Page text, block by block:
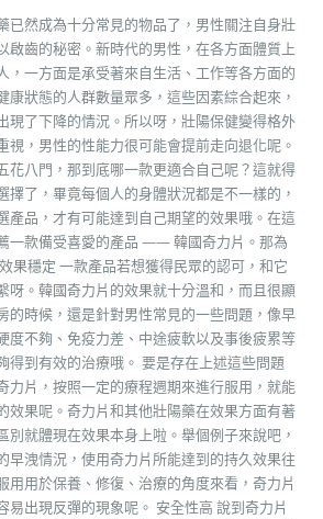
已然成為十分常見的物品了，男性關注自身壯
啟齒的秘密。新時代的男性，在各方面體質上
，一方面是承受著來自生活、工作等各方面的
康狀態的人群數量眾多，這些因素綜合起來，
現了下降的情況。所以呀，壯陽保健變得格外
視，男性的性能力很可能會提前走向退化呢。
花八門，那到底哪一款更適合自己呢？這就得
擇了，畢竟每個人的身體狀況都是不一樣的，
產品，才有可能達到自己期望的效果哦。在這
一款備受喜愛的產品 —— 韓國奇力片。那為
果穩定 一款產品若想獲得民眾的認可，和它
呀。韓國奇力片的效果就十分溫和，而且很顯
的時候，還是針對男性常見的一些問題，像早
度不夠、免疫力差、中途疲軟以及事後疲累等
得到有效的治療哦。 要是存在上述這些問題
力片，按照一定的療程週期來進行服用，就能
效果呢。奇力片和其他壯陽藥在效果方面有著
別就體現在效果本身上啦。舉個例子來說吧，
早洩情況，使用奇力片所能達到的持久效果往
用用於保養、修復、治療的角度來看，奇力片
易出現反彈的現象呢。 安全性高 說到奇力片